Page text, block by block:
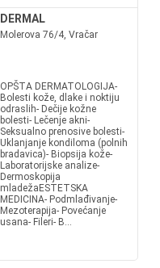
DERMAL
Molerova 76/4, Vračar
OPŠTA DERMATOLOGIJA-
Bolesti kože, dlake i noktiju
odraslih- Dečije kožne
bolesti- Lečenje akni-
Seksualno prenosive bolesti-
Uklanjanje kondiloma (polnih
bradavica)- Biopsija kože-
Laboratorijske analize-
Dermoskopija
mladežaESTETSKA
MEDICINA- Podmlađivanje-
Mezoterapija- Povećanje
usana- Fileri- B...